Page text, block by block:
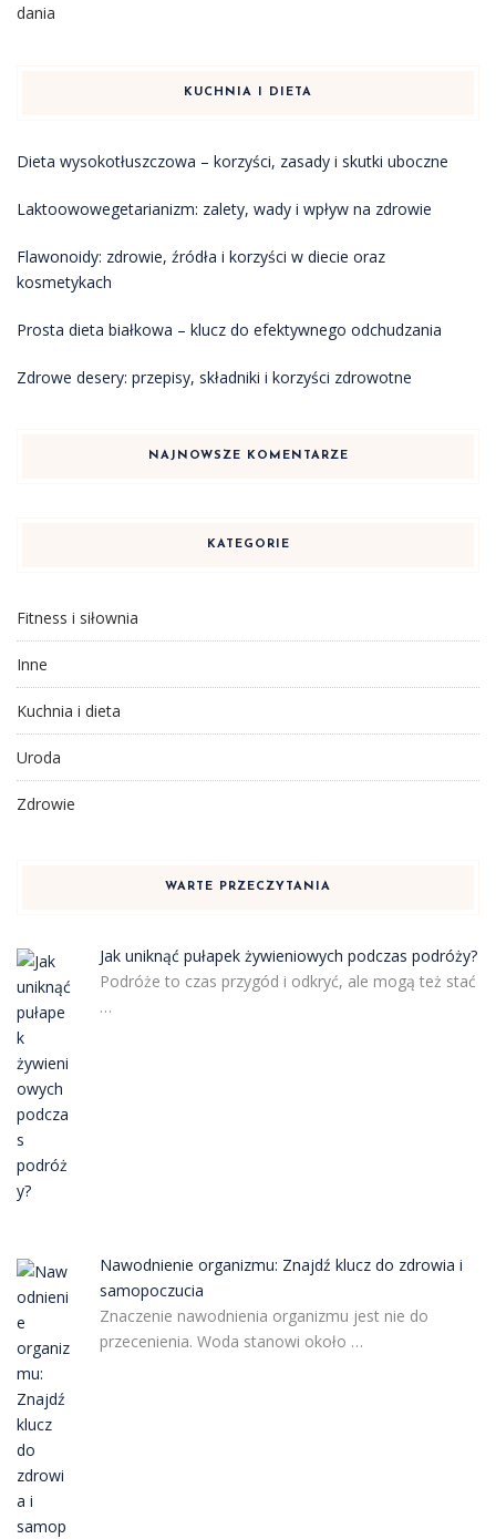
dania
KUCHNIA I DIETA
Dieta wysokotłuszczowa – korzyści, zasady i skutki uboczne
Laktoowowegetarianizm: zalety, wady i wpływ na zdrowie
Flawonoidy: zdrowie, źródła i korzyści w diecie oraz
kosmetykach
Prosta dieta białkowa – klucz do efektywnego odchudzania
Zdrowe desery: przepisy, składniki i korzyści zdrowotne
NAJNOWSZE KOMENTARZE
KATEGORIE
Fitness i siłownia
Inne
Kuchnia i dieta
Uroda
Zdrowie
WARTE PRZECZYTANIA
Jak uniknąć pułapek żywieniowych podczas podróży?
Podróże to czas przygód i odkryć, ale mogą też stać
…
Nawodnienie organizmu: Znajdź klucz do zdrowia i
samopoczucia
Znaczenie nawodnienia organizmu jest nie do
przecenienia. Woda stanowi około …